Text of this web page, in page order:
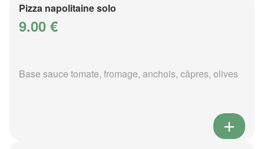
Pizza napolitaine solo
9.00 €
Base sauce tomate, fromage, anchois, câpres, olives